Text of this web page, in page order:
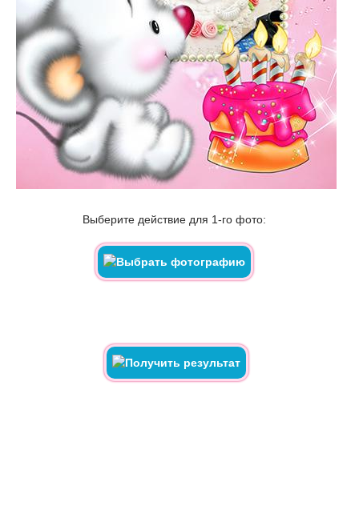
Выберите действие для 1-го фото: